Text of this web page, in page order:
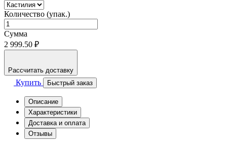
Количество (упак.)
Сумма
2 999.50 ₽
Рассчитать доставку
Купить Быстрый заказ
Описание
Характеристики
Доставка и оплата
Отзывы